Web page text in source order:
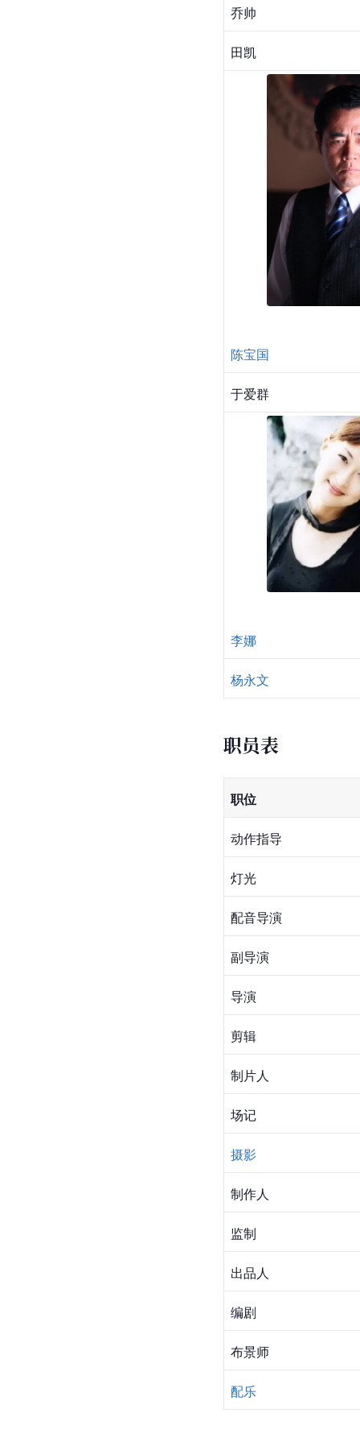
乔帅
田凯
陈宝国
于爱群
李娜
杨永文
职员表
职位
动作指导
灯光
配音导演
副导演
导演
剪辑
制片人
场记
摄影
制作人
监制
出品人
编剧
布景师
配乐